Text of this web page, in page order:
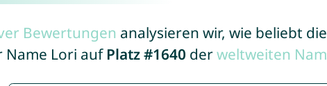
Bewertungen analysieren wir, wie beliebt
Name Lori auf Platz #1640 derweltweiten